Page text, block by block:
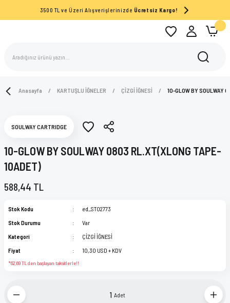
3500 TL ve Üzeri Alışverişlerinizde Ücretsiz Kargo!
Anasayfa KARTUŞLU İĞNELER ÇİZGİ İĞNESİ 10-GLOW BY SOULWAY
SOULWAY CARTRIDGE
10-GLOW BY SOULWAY 0803 RL.XT(XLONG TAPE-
10ADET)
588,44 TL
Stok Kodu
ed_ST02773
Stok Durumu
Var
Kategori
ÇİZGİ İĞNESİ
Fiyat
10,30 USD + KDV
*62,69 TL den başlayan taksitlerle!!
Adet